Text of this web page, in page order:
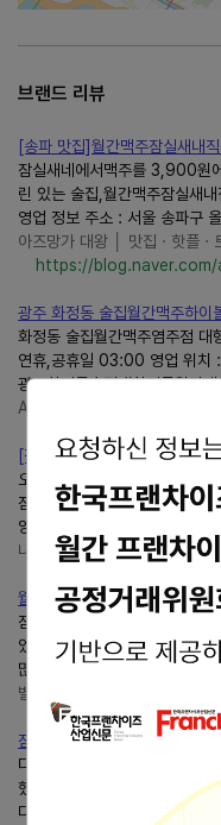
브랜드 리뷰
[송파 맛집]월간맥주잠실새내
잠실새네에서맥주를 3,900원
린 있는 술집,월간맥주잠실새
영업 정보 주소 : 서울 송파구
아즈망가 대왕 │ 맛집 · 핫플 ·
https://blog.naver.com/
광주 화정동 술집월간맥주하이
화정동 술집월간맥주염주점
연휴,공휴일 03:00 영업 위
광주화정동술집 #화정동월간
Amor Fati Ming
[잠실새내역 술집]월간맥주잠
오늘은 잠실새내에서 다양한
잠실새내점을 소개해 드리려고
양한 안주 덕분에 데이트는 물론
니니 나니? ❤
https://
월간맥주잠실새내직영점 | 잠실
잠실새내 먹자골목을 지나다
었는데 특히나 야구 경기가 끝
많을까?” 궁금했던 곳이 있었
별안간 일상
잠실새내역 술집월간맥주3900
디너의 여왕을 통해 이용권을
했습니다. 이 포스팅은월간맥
다. 어느 오후 오늘의 발견은월